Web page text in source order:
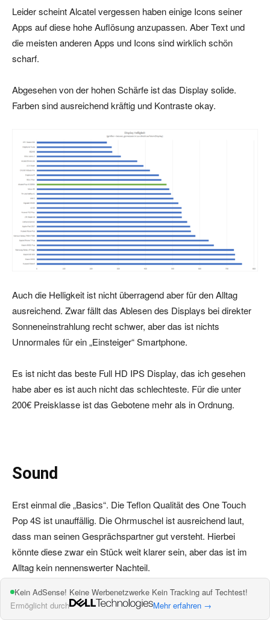
Leider scheint Alcatel vergessen haben einige Icons seiner
Apps auf diese hohe Auflösung anzupassen. Aber Text und
die meisten anderen Apps und Icons sind wirklich schön
scharf.
Abgesehen von der hohen Schärfe ist das Display solide.
Farben sind ausreichend kräftig und Kontraste okay.
Auch die Helligkeit ist nicht überragend aber für den Alltag
ausreichend. Zwar fällt das Ablesen des Displays bei direkter
Sonneneinstrahlung recht schwer, aber das ist nichts
Unnormales für ein „Einsteiger“ Smartphone.
Es ist nicht das beste Full HD IPS Display, das ich gesehen
habe aber es ist auch nicht das schlechteste. Für die unter
200€ Preisklasse ist das Gebotene mehr als in Ordnung.
Sound
Erst einmal die „Basics“. Die Teflon Qualität des One Touch
Pop 4S ist unauffällig. Die Ohrmuschel ist ausreichend laut,
dass man seinen Gesprächspartner gut versteht. Hierbei
könnte diese zwar ein Stück weit klarer sein, aber das ist im
Alltag kein nennenswerter Nachteil.
Auch der Kopfhörerausgang bietet die übliche Standard
Qualität. Ja es gibt Smartphones mit besseren
Kein AdSense! Keine Werbenetzwerke Kein Tracking auf Techtest!
Ermöglicht durch
Mehr erfahren →